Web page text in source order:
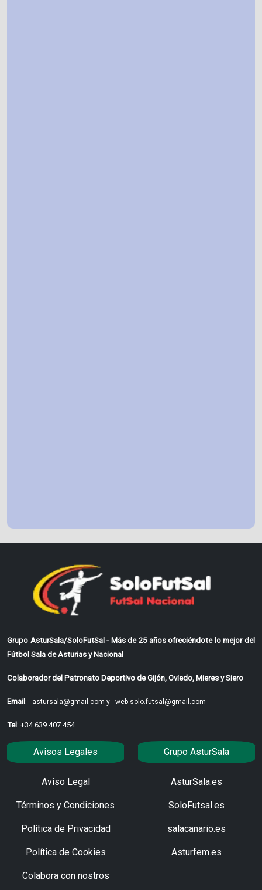
Grupo AsturSala/SoloFutSal - Más de 25 años ofreciéndote lo mejor del
Fútbol Sala de Asturias y Nacional
Colaborador del Patronato Deportivo de Gijón, Oviedo, Mieres y Siero
Email : astursala@gmail.com y web.solo.futsal@gmail.com
Tel : +34 639 407 454
Avisos Legales
Aviso Legal
Términos y Condiciones
Política de Privacidad
Política de Cookies
Colabora con nostros
Grupo AsturSala
AsturSala.es
SoloFutsal.es
salacanario.es
Asturfem.es